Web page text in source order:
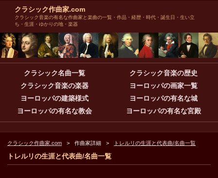
クラシック作曲家.com
クラシック音楽の有名な作曲家と楽曲の一覧・作品・経歴・時代・誕生日・生い立
ち・生涯・ゆかりの地・楽器
クラシック名曲一覧
クラシック音楽の歴史
クラシック音楽の楽器
ヨーロッパの画家一覧
ヨーロッパの建築様式
ヨーロッパの有名な城
ヨーロッパの有名な教会
ヨーロッパの有名な宮殿
クラシック作曲家.com 作曲家詳細 トレルリの生涯と代表曲/名曲一覧
トレルリの生涯と代表曲/名曲一覧